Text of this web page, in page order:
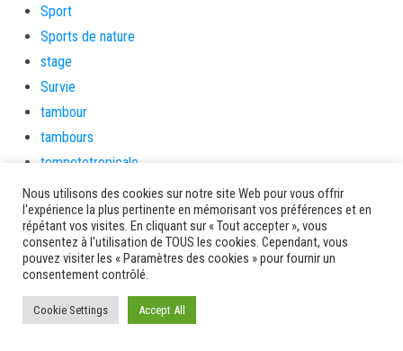
Sport
Sports de nature
stage
Survie
tambour
tambours
tempetetropicale
Terres de patrimoine et de culture
Terres gourmandes
théâtre
Tourisme
tradition
Nous utilisons des cookies sur notre site Web pour vous offrir
l'expérience la plus pertinente en mémorisant vos préférences et en
répétant vos visites. En cliquant sur « Tout accepter », vous
consentez à l'utilisation de TOUS les cookies. Cependant, vous
pouvez visiter les « Paramètres des cookies » pour fournir un
consentement contrôlé.
Cookie Settings Accept All